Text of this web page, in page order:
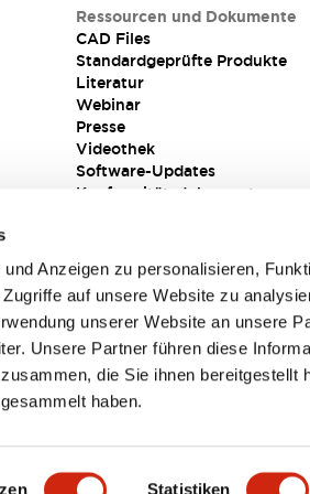
Anzeigen zu personalisieren,
auf unsere Website zu
unserer Website an unsere
Unsere Partner führen diese
die Sie ihnen bereitgestellt
haben.
Statistiken
Ressourcen und Dokumente
CAD Files
Standardgeprüfte Produkte
Literatur
Webinar
Presse
Videothek
Software-Updates
Konformitätsdokumente